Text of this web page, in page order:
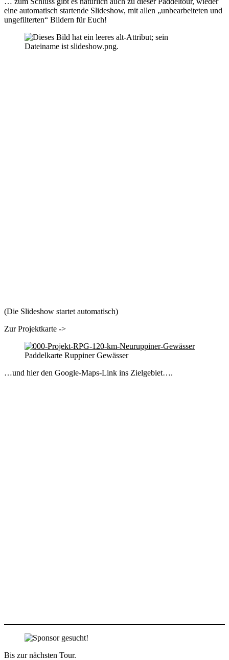
eine automatisch startende Slideshow, mit allen „unbearbeiteten und
ungefilterten“ Bildern für Euch!
(Die Slideshow startet automatisch)
Zur Projektkarte ->
Paddelkarte Ruppiner Gewässer
…und hier den Google-Maps-Link ins Zielgebiet….
Bis zur nächsten Tour.